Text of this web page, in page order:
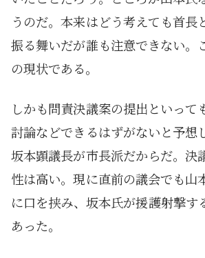
うのだ。本来はどう考えても首長
振る舞いだが誰も注意できない。
の現状である。
しかも問責決議案の提出といって
討論などできるはずがないと予想
坂本顕議長が市長派だからだ。決
性は高い。現に直前の議会でも山
に口を挟み、坂本氏が援護射撃す
あった。